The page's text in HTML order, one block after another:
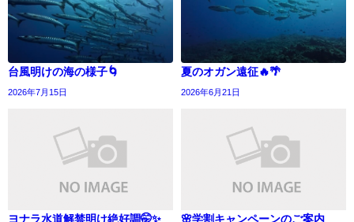
台風明けの海の様子🌀
2026年7月15日
夏のオガン遠征🔥🌴
2026年6月21日
ヨナラ水道解禁明け絶好調🤭✨ 🌸学割キャンペーンのご案内